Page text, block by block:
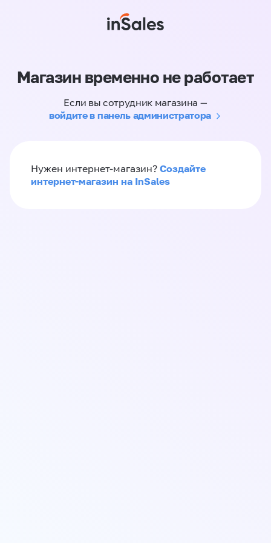
Магазин временно не работает
Если вы сотрудник магазина —
войдите в панель администратора
Нужен интернет-магазин? Создайте
интернет-магазин на InSales